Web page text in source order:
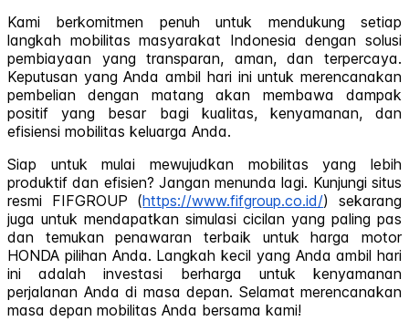
Kami berkomitmen penuh untuk mendukung setiap
langkah mobilitas masyarakat Indonesia dengan solusi
pembiayaan yang transparan, aman, dan terpercaya.
Keputusan yang Anda ambil hari ini untuk merencanakan
pembelian dengan matang akan membawa dampak
positif yang besar bagi kualitas, kenyamanan, dan
efisiensi mobilitas keluarga Anda.
Siap untuk mulai mewujudkan mobilitas yang lebih
produktif dan efisien? Jangan menunda lagi. Kunjungi situs
resmi FIFGROUP (https://www.fifgroup.co.id/) sekarang
juga untuk mendapatkan simulasi cicilan yang paling pas
dan temukan penawaran terbaik untuk harga motor
HONDA pilihan Anda. Langkah kecil yang Anda ambil hari
ini adalah investasi berharga untuk kenyamanan
perjalanan Anda di masa depan. Selamat merencanakan
masa depan mobilitas Anda bersama kami!